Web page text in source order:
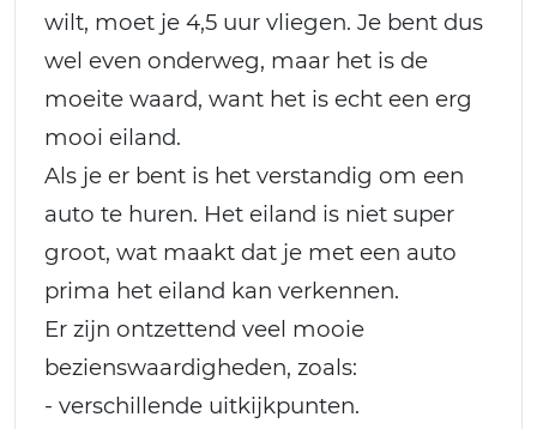
wilt, moet je 4,5 uur vliegen. Je bent dus
wel even onderweg, maar het is de
moeite waard, want het is echt een erg
mooi eiland.
Als je er bent is het verstandig om een
auto te huren. Het eiland is niet super
groot, wat maakt dat je met een auto
prima het eiland kan verkennen.
Er zijn ontzettend veel mooie
bezienswaardigheden, zoals:
- verschillende uitkijkpunten.